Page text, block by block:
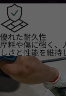
優れた耐久性
摩耗や傷に強く、
しさと性能を維持